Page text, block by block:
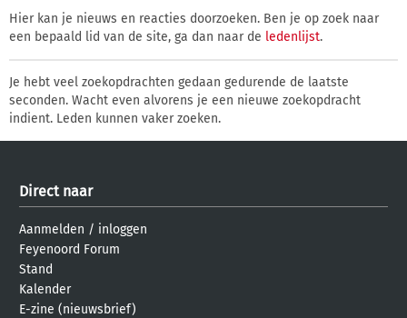
Hier kan je nieuws en reacties doorzoeken. Ben je op zoek naar
een bepaald lid van de site, ga dan naar de ledenlijst.
Je hebt veel zoekopdrachten gedaan gedurende de laatste
seconden. Wacht even alvorens je een nieuwe zoekopdracht
indient. Leden kunnen vaker zoeken.
Direct naar
Aanmelden / inloggen
Feyenoord Forum
Stand
Kalender
E-zine (nieuwsbrief)